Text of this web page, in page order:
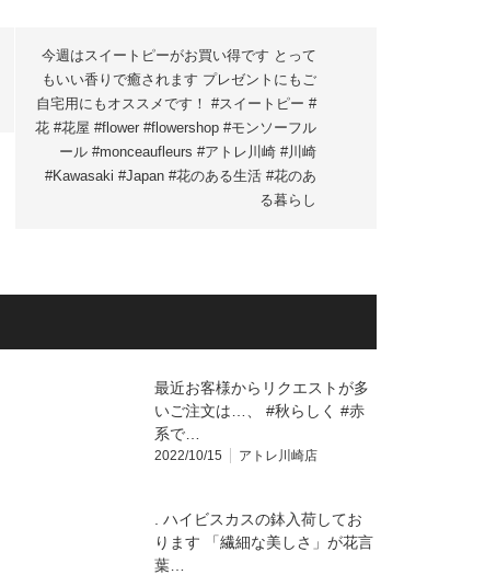
今週はスイートピーがお買い得です とって
もいい香りで癒されます️ プレゼントにもご
自宅用にもオススメです！ #スイートピー #
花 #花屋 #flower #flowershop #モンソーフル
ール #monceaufleurs #アトレ川崎 #川崎
#Kawasaki #Japan #花のある生活 #花のあ
る暮らし
最近お客様からリクエストが多
いご注文は…、 #秋らしく #赤
系で…
2022/10/15 アトレ川崎店
. ハイビスカスの鉢入荷してお
ります 「繊細な美しさ」が花言
葉…